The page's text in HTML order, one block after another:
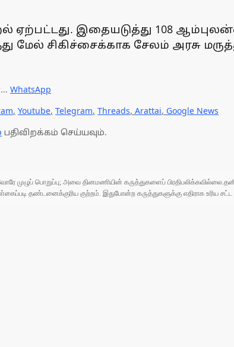
ஏற்பட்டது. இதையடுத்து 108
மேல் சிகிச்சைக்காக சேலம் அரசு
WhatsApp
, Youtube, Telegram, Threads, Arattai, Google News
பதிவிறக்கம் செய்யவும்.
முழுப் பொறுப்பு; அவை தினமணியின் கருத்துகளைப்
தண்டனைக்குரிய குற்றம். இதுபோன்ற கருத்துகளுக்கு எதிராக உரிய சட்ட